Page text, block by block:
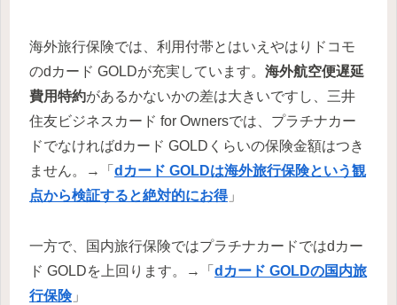
海外旅行保険では、利用付帯とはいえやはりドコモ
のdカード GOLDが充実しています。 海外航空便遅延
費用特約があるかないかの差は大きいですし、三井
住友ビジネスカード for Ownersでは、プラチナカー
ドでなければdカード GOLDくらいの保険金額はつき
ません。→「 dカード GOLDは海外旅行保険という観
点から検証すると絶対的にお得」
一方で、国内旅行保険ではプラチナカードではdカー
ド GOLDを上回ります。→「 dカード GOLDの国内旅
行保険」